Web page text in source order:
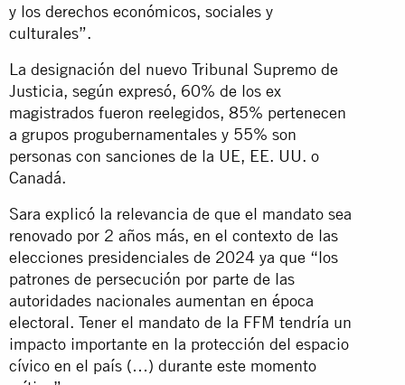
y los derechos económicos, sociales y
culturales”.
La designación del nuevo Tribunal Supremo de
Justicia, según expresó, 60% de los ex
magistrados fueron reelegidos, 85% pertenecen
a grupos progubernamentales y 55% son
personas con sanciones de la UE, EE. UU. o
Canadá.
Sara explicó la relevancia de que el mandato sea
renovado por 2 años más, en el contexto de las
elecciones presidenciales de 2024 ya que “los
patrones de persecución por parte de las
autoridades nacionales aumentan en época
electoral. Tener el mandato de la FFM tendría un
impacto importante en la protección del espacio
cívico en el país (…) durante este momento